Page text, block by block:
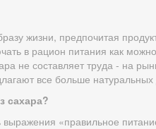
жизни, предпочитая
в рацион питания как
не составляет труда - на
все больше натуральных
сахара?
«правильное